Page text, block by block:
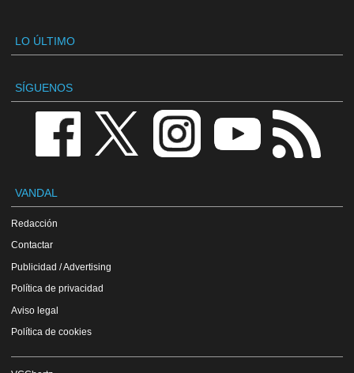
LO ÚLTIMO
SÍGUENOS
VANDAL
Redacción
Contactar
Publicidad / Advertising
Política de privacidad
Aviso legal
Política de cookies